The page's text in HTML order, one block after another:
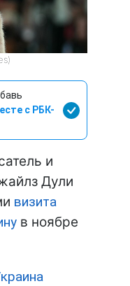
с РБК-
и
Дули
визита
в ноябре